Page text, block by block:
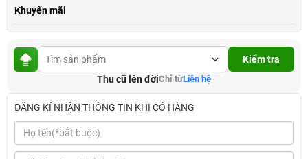
Khuyến mãi
Kiểm tra
Thu cũ lên đờiChỉ từLiên hệ
ĐĂNG KÍ NHẬN THÔNG TIN KHI CÓ HÀNG